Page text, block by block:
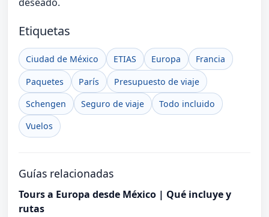
Etiquetas
Ciudad de México ETIAS Europa
Francia
Paquetes
París
Presupuesto de viaje
Schengen
Seguro de viaje
Todo incluido
Vuelos
Guías relacionadas
Tours a Europa desde México | Qué incluye y
rutas